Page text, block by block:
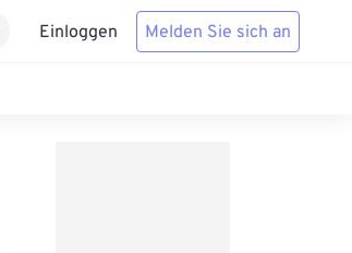
Einloggen Melden Sie sich an